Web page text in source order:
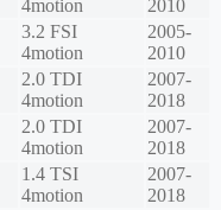
4motion
2010
3.2 FSI
4motion
2005-
2010
2.0 TDI
4motion
2007-
2018
2.0 TDI
4motion
2007-
2018
1.4 TSI
4motion
2007-
2018